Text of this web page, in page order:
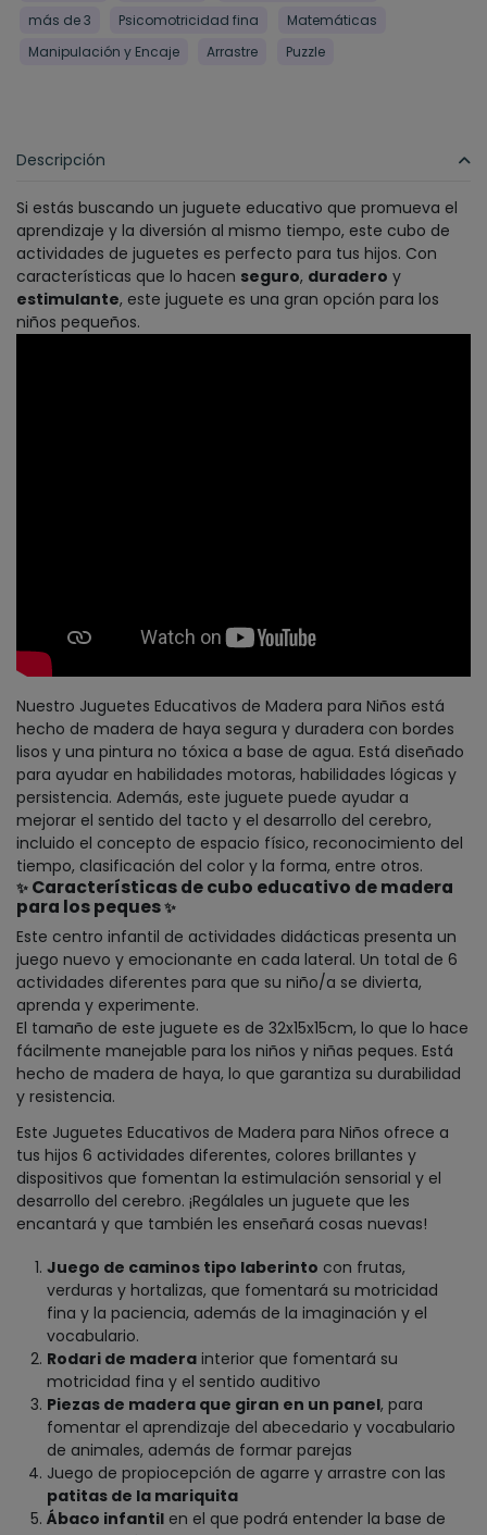
más de 3
Psicomotricidad fina
Matemáticas
Manipulación y Encaje
Arrastre Puzzle
Descripción
Si estás buscando un juguete educativo que promueva el
aprendizaje y la diversión al mismo tiempo, este cubo de
actividades de juguetes es perfecto para tus hijos. Con
características que lo hacen seguro, duradero y
estimulante, este juguete es una gran opción para los
niños pequeños.
Nuestro Juguetes Educativos de Madera para Niños está
hecho de madera de haya segura y duradera con bordes
lisos y una pintura no tóxica a base de agua. Está diseñado
para ayudar en habilidades motoras, habilidades lógicas y
persistencia. Además, este juguete puede ayudar a
mejorar el sentido del tacto y el desarrollo del cerebro,
incluido el concepto de espacio físico, reconocimiento del
tiempo, clasificación del color y la forma, entre otros.
✨​ Características de cubo educativo de madera
para los peques✨​
Este centro infantil de actividades didácticas presenta un
juego nuevo y emocionante en cada lateral. Un total de 6
actividades diferentes para que su niño/a se divierta,
aprenda y experimente.
El tamaño de este juguete es de 32x15x15cm, lo que lo hace
fácilmente manejable para los niños y niñas peques. Está
hecho de madera de haya, lo que garantiza su durabilidad
y resistencia.
Este Juguetes Educativos de Madera para Niños ofrece a
tus hijos 6 actividades diferentes, colores brillantes y
dispositivos que fomentan la estimulación sensorial y el
desarrollo del cerebro. ¡Regálales un juguete que les
encantará y que también les enseñará cosas nuevas!
Juego de caminos tipo laberinto con frutas,
verduras y hortalizas, que fomentará su motricidad
fina y la paciencia, además de la imaginación y el
vocabulario.
Rodari de maderainterior que fomentará su
motricidad fina y el sentido auditivo
Piezas de madera que giran en un panel, para
fomentar el aprendizaje del abecedario y vocabulario
de animales, además de formar parejas
Juego de propiocepción de agarre y arrastre con las
patitas de la mariquita
Ábaco infantilen el que podrá entender la base de